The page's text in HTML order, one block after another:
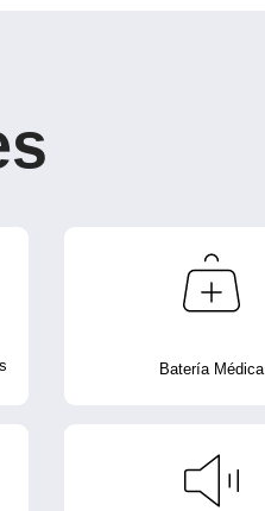
Batería Médica